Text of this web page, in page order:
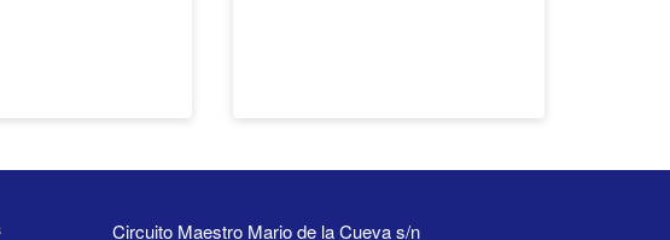
Circuito Maestro Mario de la Cueva s/n